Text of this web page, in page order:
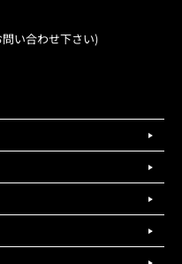
い合わせ下さい)